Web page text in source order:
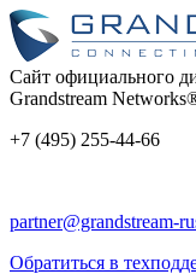
Сайт официального
Grandstream
+7 (495) 255-44-66
partner@grandstream-
Обратиться в